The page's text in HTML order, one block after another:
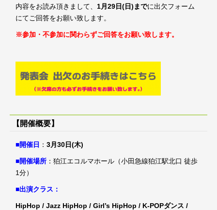
内容をお読み頂きまして、 1月29日(日)までに出欠フォーム
にてご回答をお願い致します。
※参加・不参加に関わらずご回答をお願い致します。
【開催概要】
■開催日 ：3月30日(木)
■開催場所 ：狛江エコルマホール（小田急線狛江駅北口 徒歩
1分）
■出演クラス：
HipHop / Jazz HipHop / Girl’s HipHop / K-POPダンス /